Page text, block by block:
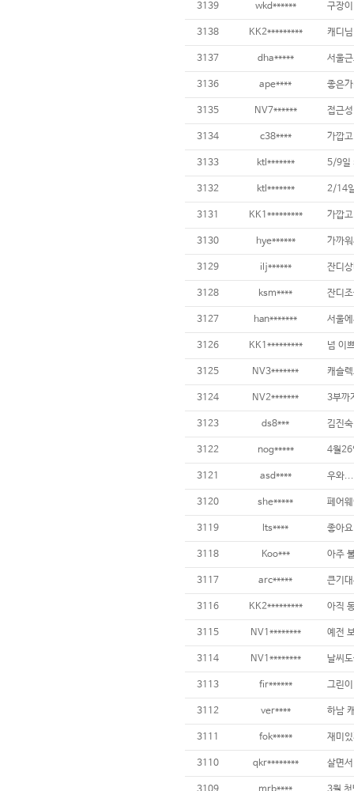
3139 wkd****** 구장
3138 KK2*********
3137 dha*****
3136 ape**** 좋은
3135 NV7******
3134 c38****
3133 ktl******* 5/9일
3132 ktl******* 2/14
3131 KK1*********
3130 hye******
3129 ilj******
3128 ksm****
3127 han*******
3126 KK1********* 넘 이
3125 NV3*******
3124 NV2*******
3123 ds8***
3122 nog***** 4월26
3121 asd****
3120 she*****
3119 lts****
3118 Koo*** 아주
3117 arc*****
3116 KK2*********
3115 NV1********
3114 NV1********
3113 fir******
3112 ver**** 하남
3111 fok***** 재미
3110 qkr********